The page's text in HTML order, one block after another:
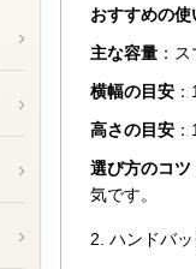
›
›
›
›
おすすめの使
主な容量 ：
横幅の目安
高さの目安
選び方のコツ
気です。
2. ハンドバ